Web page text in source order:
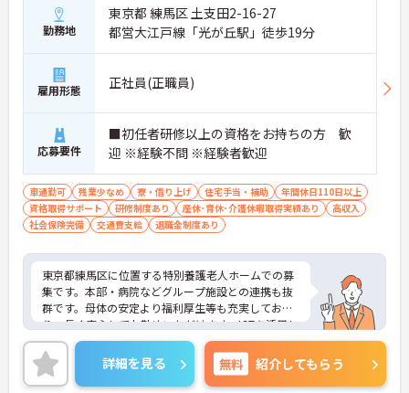
勤務地
東京都 練馬区 土支田2-16-27
都営大江戸線「光が丘駅」徒歩19分
雇用形態 正社員(正職員)
応募要件
■初任者研修以上の資格をお持ちの方 歓
迎 ※経験不問 ※経験者歓迎
車通勤可 残業少なめ 寮・借り上げ 住宅手当・補助
年間休日110日以上
資格取得サポート
研修制度あり 産休･育休･介護休暇取得実績あり
高収入
社会保険完備
交通費支給 退職金制度あり
東京都練馬区に位置する特別養護老人ホームでの募
集です。本部・病院などグループ施設との連携も抜
群です。母体の安定より福利厚生等も充実してお
り、長く安心してお勤めいただけます。ICTを活用し
た職員の負担軽減や、最先端の調理システムを導入
しており、働きやすい環境が整っています。
ご興味のある方には、面接対策ポイントなど、さら
に詳細をお話しいたしますので、お気軽にご相談く
詳細を見る 無料 紹介してもらう